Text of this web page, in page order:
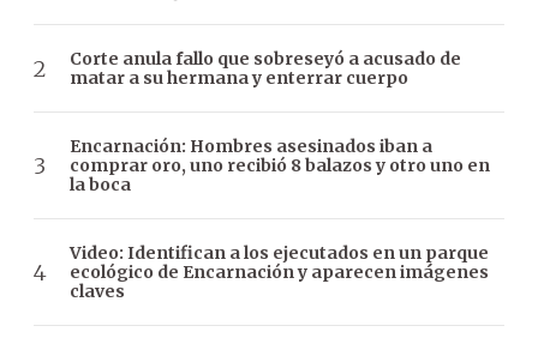
Corte anula fallo que sobreseyó a acusado de
matar a su hermana y enterrar cuerpo
Encarnación: Hombres asesinados iban a
comprar oro, uno recibió 8 balazos y otro uno en
la boca
Video: Identifican a los ejecutados en un parque
ecológico de Encarnación y aparecen imágenes
claves